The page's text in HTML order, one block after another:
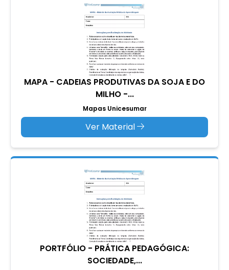
MAPA - CADEIAS PRODUTIVAS DA SOJA E DO
MILHO -...
Mapas Unicesumar
Ver Material
PORTFÓLIO - PRÁTICA PEDAGÓGICA:
SOCIEDADE,...